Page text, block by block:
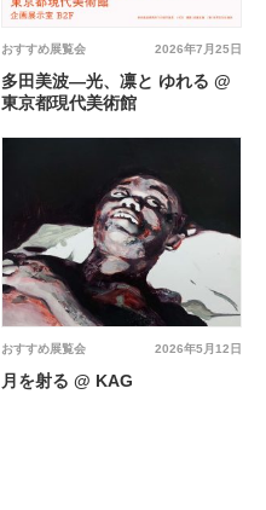
2026年7月25日
おすすめ展覧会
多田美波―光、凛と ゆれる @
東京都現代美術館
2026年5月12日
おすすめ展覧会
月を射る @ KAG